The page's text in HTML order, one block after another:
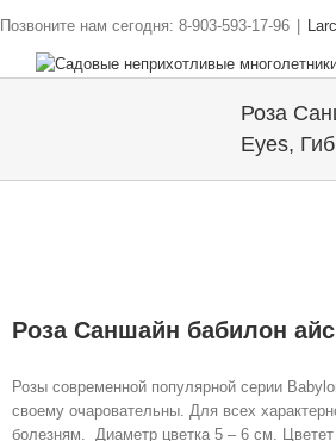
Позвоните нам сегодня: 8-903-593-17-96
Роза
Eyes,
Роза Саншайн бабилон
Розы современной популярной серии
своему очаровательны. Для всех
болезням. Диаметр цветка 5 – 6 см. Цветет